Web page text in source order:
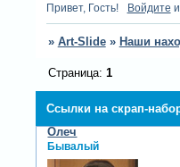
Привет, Гость! Войдите
» Art-Slide » Наши
Ссылки на скрап-
Страница: 1
Олеч
Бывалый